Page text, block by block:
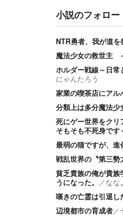
小説のフォロー
NTR勇者、我が道
魔法少女の救世主
ホルダー戦線～日常
にゃんたろう
家業の喫茶店にア
分類上は多分魔法
死にゲー世界をクリ
そもそも不死身です
最弱の猫ですが、進
戦乱世界の〝第三勢
貧乏貴族の俺が貴族
うになった。 ／なな
嘆きの亡霊は引退し
辺境都市の育成者／